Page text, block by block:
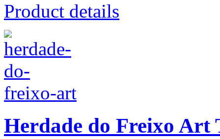
Product details
Herdade do Freixo Art